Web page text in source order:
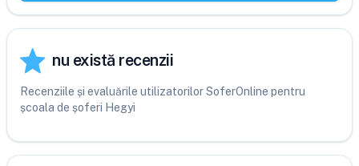
nu există recenzii
Recenziile și evaluările utilizatorilor SoferOnline pentru
școala de șoferi Hegyi